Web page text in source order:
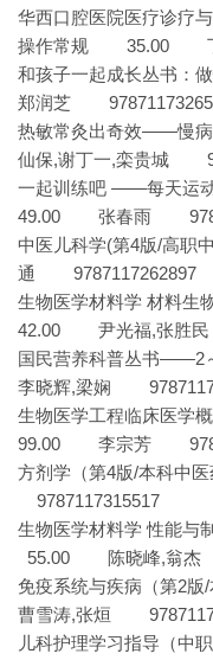
华西口腔医院医疗诊疗
操作常规 35.00 丁
和孩子一起成长丛书
郑润芝
热敏常灸出奇效——
仙保,谢丁一,栾贵城
一起训练吧 ——每天运
49.00 张春雨
中医儿科学(第4版/高
通 9787117262897
生物医学材料学 材料
42.00 尹光福,张胜
国民营养科普丛书
李晓辉,梁娴
生物医学工程临床医学
99.00 李宗芳
方剂学（第4版/本科
9787117315517
生物医学材料学 性能与
55.00 陈晓峰,翁杰
免疫系统与疾病（第
曹雪涛,张烜
儿科护理学习指导（